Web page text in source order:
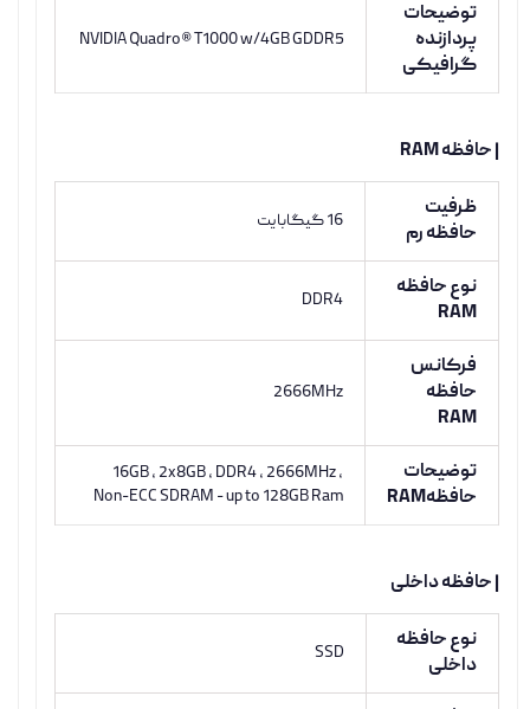
توضیحات
پردازنده
گرافیکی
NVIDIA Quadro® T1000 w/4GB GDDR5
| حافظه RAM
ظرفیت
حافظه رم
16 گيگابايت
نوع حافظه
RAM
DDR4
فرکانس
حافظه
RAM
2666MHz
توضیحات
حافظهRAM
16GB , 2x8GB , DDR4 , 2666MHz ,
Non-ECC SDRAM - up to 128GB Ram
| حافظه داخلی
نوع حافظه
داخلی
SSD